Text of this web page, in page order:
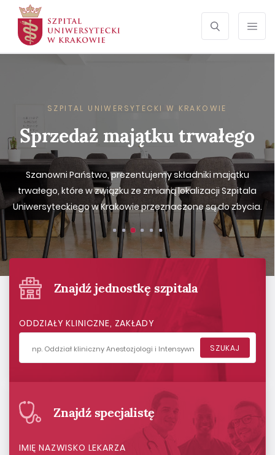
Otwórz
SZUKAJ
SZPITAL UNIWERSYTECKI W KRAKOWIE
Sprzedaż majątku trwałego
Szanowni Państwo, prezentujemy składniki majątku
trwałego, które w związku ze zmianą lokalizacji Szpitala
Uniwersyteckiego w Krakowie przeznaczone są do zbycia.
Znajdź jednostkę szpitala
ODDZIAŁY KLINICZNE, ZAKŁADY
ODDZIAŁY KLINICZNE, ZAKŁADY
SZUKAJ
Znajdź specjalistę
IMIĘ NAZWISKO LEKARZA